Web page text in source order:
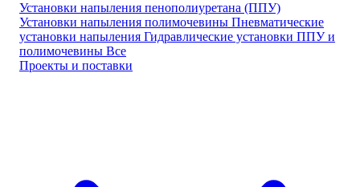
Установки напыления пенополиуретана (ППУ)
Установки напыления полимочевины Пневматические
установки напыления Гидравлические установки ППУ и
полимочевины Все
Проекты и поставки